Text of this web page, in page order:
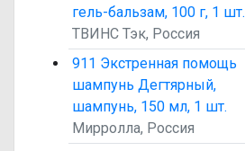
гель-бальзам, 100 г, 1 шт.
ТВИНС Тэк, Россия
911 Экстренная помощь
шампунь Дегтярный,
шампунь, 150 мл, 1 шт.
Мирролла, Россия